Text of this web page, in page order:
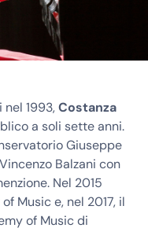
1993,Costanza
a soli sette anni.
Giuseppe
Balzani con
Nel 2015
Music e, nel 2017, il
of Music di